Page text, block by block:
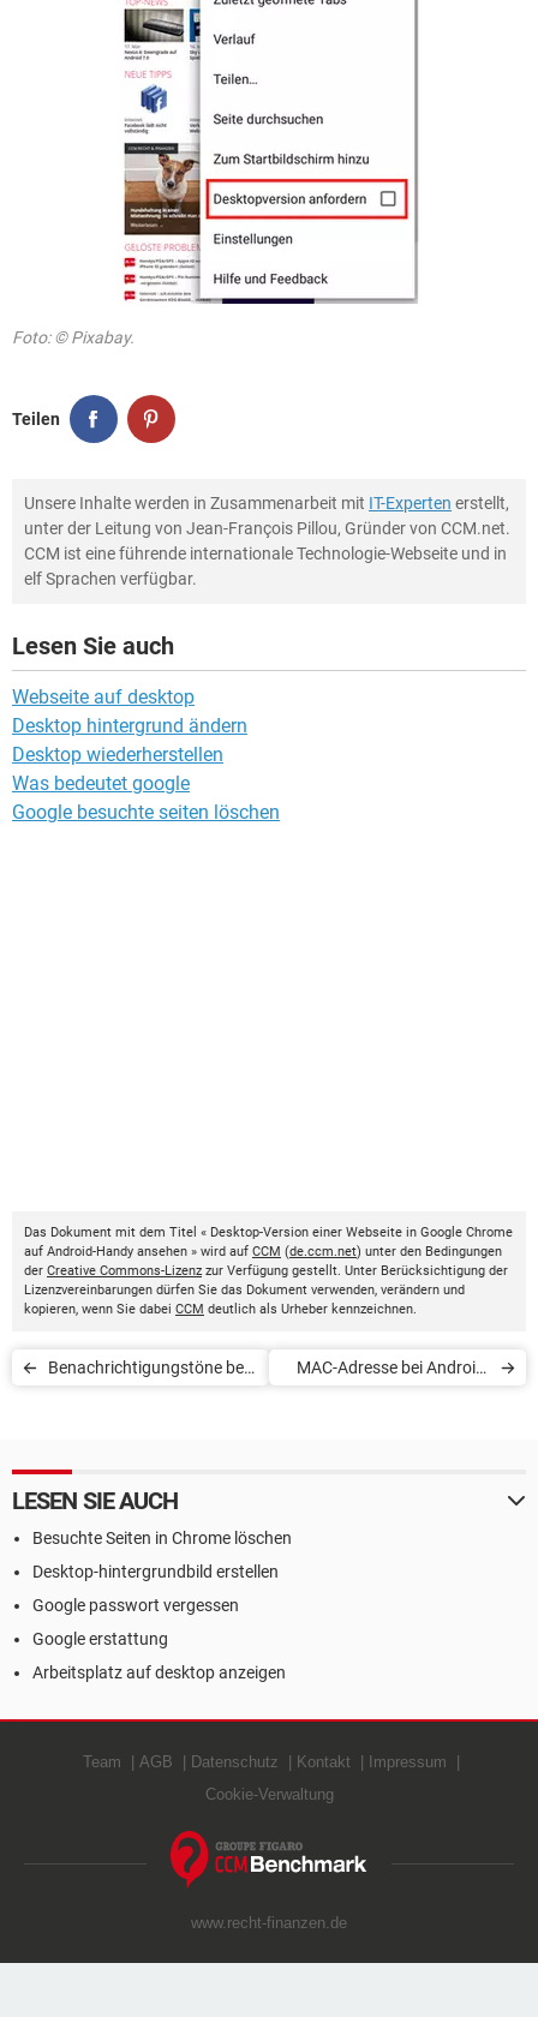
Foto: © Pixabay.
Teilen
Unsere Inhalte werden in Zusammenarbeit mit IT-Experten erstellt,
unter der Leitung von Jean-François Pillou, Gründer von CCM.net.
CCM ist eine führende internationale Technologie-Webseite und in
elf Sprachen verfügbar.
Lesen Sie auch
Webseite auf desktop
Desktop hintergrund ändern
Desktop wiederherstellen
Was bedeutet google
Google besuchte seiten löschen
Das Dokument mit dem Titel « Desktop-Version einer Webseite in Google Chrome
auf Android-Handy ansehen » wird auf CCM (de.ccm.net) unter den Bedingungen
der Creative Commons-Lizenz zur Verfügung gestellt. Unter Berücksichtigung der
Lizenzvereinbarungen dürfen Sie das Dokument verwenden, verändern und
kopieren, wenn Sie dabei CCM deutlich als Urheber kennzeichnen.
Benachrichtigungstöne bei
MAC-Adresse bei Android-
LESEN SIE AUCH
Besuchte Seiten in Chrome löschen
Desktop-hintergrundbild erstellen
Google passwort vergessen
Google erstattung
Arbeitsplatz auf desktop anzeigen
Team AGB Datenschutz Kontakt
Impressum
Cookie-Verwaltung
www.recht-finanzen.de